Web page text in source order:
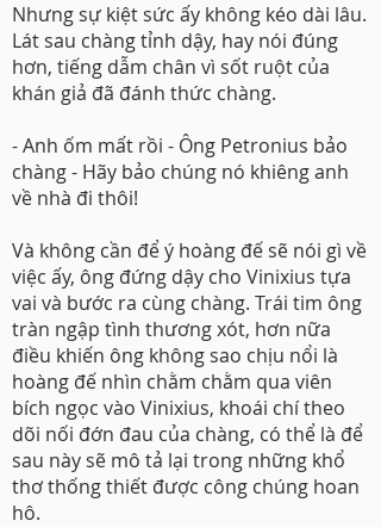
Nhưng sự kiệt sức ấy không kéo dài lâu.
Lát sau chàng tỉnh dậy, hay nói đúng
hơn, tiếng dẫm chân vì sốt ruột của
khán giả đã đánh thức chàng.
- Anh ốm mất rồi - Ông Petronius bảo
chàng - Hãy bảo chúng nó khiêng anh
về nhà đi thôi!
Và không cần để ý hoàng đế sẽ nói gì về
việc ấy, ông đứng dậy cho Vinixius tựa
vai và bước ra cùng chàng. Trái tim ông
tràn ngập tình thương xót, hơn nữa
điều khiến ông không sao chịu nổi là
hoàng đế nhìn chằm chằm qua viên
bích ngọc vào Vinixius, khoái chí theo
dõi nối đớn đau của chàng, có thể là để
sau này sẽ mô tả lại trong những khổ
thơ thống thiết được công chúng hoan
hô.